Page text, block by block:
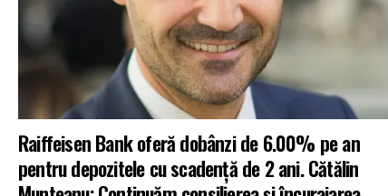
Raiffeisen Bank oferă dobânzi de 6.00% pe an
pentru depozitele cu scadență de 2 ani. Cătălin